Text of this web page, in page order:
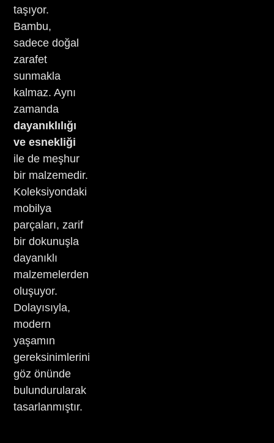
taşıyor.
Bambu,
sadece doğal
zarafet
sunmakla
kalmaz. Aynı
zamanda
dayanıklılığı
ve esnekliği
ile de meşhur
bir malzemedir.
Koleksiyondaki
mobilya
parçaları, zarif
bir dokunuşla
dayanıklı
malzemelerden
oluşuyor.
Dolayısıyla,
modern
yaşamın
gereksinimlerini
göz önünde
bulundurularak
tasarlanmıştır.